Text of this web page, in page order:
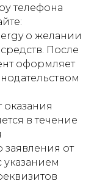
телефона
о желании
После
оформляет
оказания
в течение
заявления от
указанием